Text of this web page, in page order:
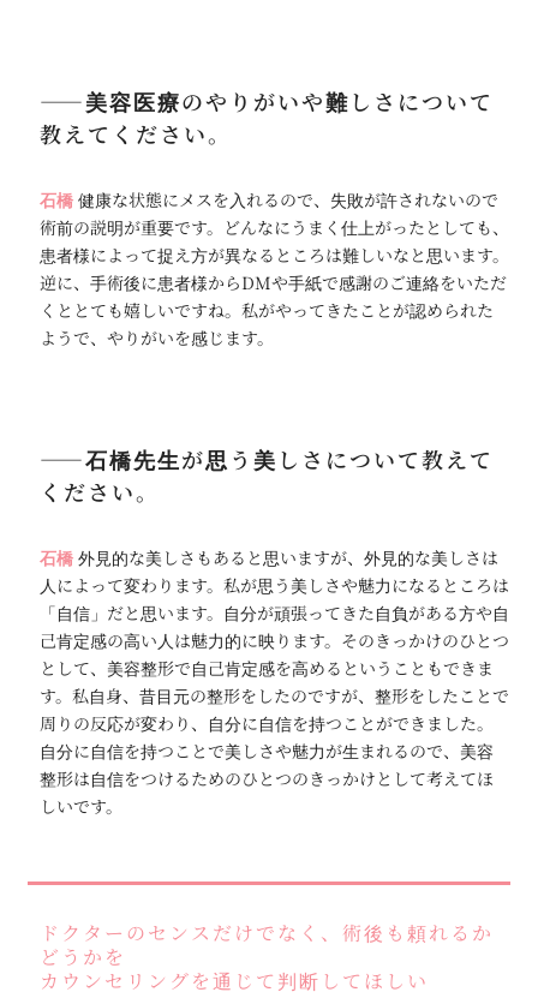
――美容医療のやりがいや難しさについて
教えてください。
石橋健康な状態にメスを入れるので、失敗が許されないので
術前の説明が重要です。どんなにうまく仕上がったとしても、
患者様によって捉え方が異なるところは難しいなと思います。
逆に、手術後に患者様からDMや手紙で感謝のご連絡をいただ
くととても嬉しいですね。私がやってきたことが認められた
ようで、やりがいを感じます。
――石橋先生が思う美しさについて教えて
ください。
石橋外見的な美しさもあると思いますが、外見的な美しさは
人によって変わります。私が思う美しさや魅力になるところは
「自信」だと思います。自分が頑張ってきた自負がある方や自
己肯定感の高い人は魅力的に映ります。そのきっかけのひとつ
として、美容整形で自己肯定感を高めるということもできま
す。私自身、昔目元の整形をしたのですが、整形をしたことで
周りの反応が変わり、自分に自信を持つことができました。
自分に自信を持つことで美しさや魅力が生まれるので、美容
整形は自信をつけるためのひとつのきっかけとして考えてほ
しいです。
ドクターのセンスだけでなく、術後も頼れるか
どうかを
カウンセリングを通じて判断してほしい